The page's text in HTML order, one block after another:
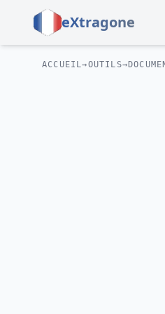
eXtragone
ACCUEIL→OUTILS→